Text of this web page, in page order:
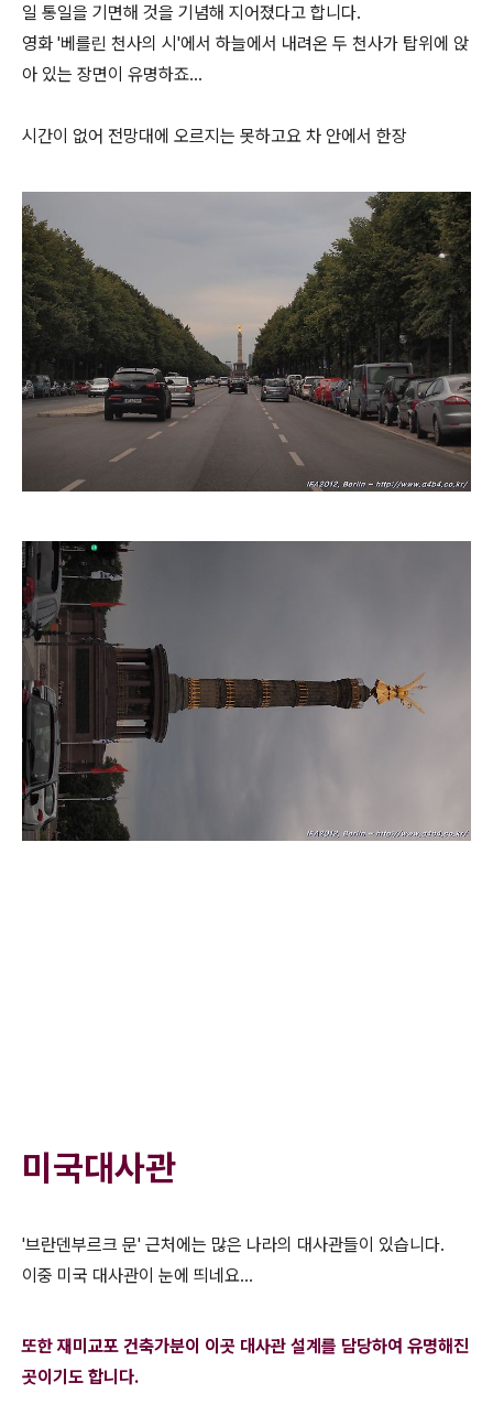
일 통일을 기면해 것을 기념해 지어졌다고 합니다.
영화 '베를린 천사의 시'에서 하늘에서 내려온 두 천사가 탑위에 앉
아 있는 장면이 유명하죠...
시간이 없어 전망대에 오르지는 못하고요 차 안에서 한장
미국대사관
'브란덴부르크 문' 근처에는 많은 나라의 대사관들이 있습니다.
이중 미국 대사관이 눈에 띄네요...
또한 재미교포 건축가분이 이곳 대사관 설계를 담당하여 유명해진
곳이기도 합니다.